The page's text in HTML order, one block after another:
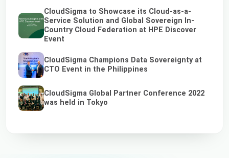
CloudSigma to Showcase its Cloud-as-a-
Service Solution and Global Sovereign In-
Country Cloud Federation at HPE Discover
Event
CloudSigma Champions Data Sovereignty at
CTO Event in the Philippines
CloudSigma Global Partner Conference 2022
was held in Tokyo